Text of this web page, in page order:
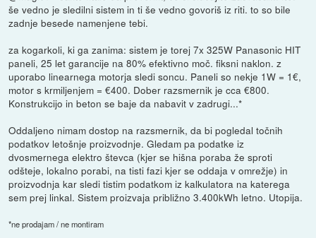
še vedno je sledilni sistem in ti še vedno govoriš iz riti. to so bile
zadnje besede namenjene tebi.
za kogarkoli, ki ga zanima: sistem je torej 7x 325W Panasonic HIT
paneli, 25 let garancije na 80% efektivno moč. fiksni naklon. z
uporabo linearnega motorja sledi soncu. Paneli so nekje 1W = 1€,
motor s krmiljenjem = €400. Dober razsmernik je cca €800.
Konstrukcijo in beton se baje da nabavit v zadrugi...*
Oddaljeno nimam dostop na razsmernik, da bi pogledal točnih
podatkov letošnje proizvodnje. Gledam pa podatke iz
dvosmernega elektro števca (kjer se hišna poraba že sproti
odšteje, lokalno porabi, na tisti fazi kjer se oddaja v omrežje) in
proizvodnja kar sledi tistim podatkom iz kalkulatora na katerega
sem prej linkal. Sistem proizvaja približno 3.400kWh letno. Utopija.
*ne prodajam / ne montiram